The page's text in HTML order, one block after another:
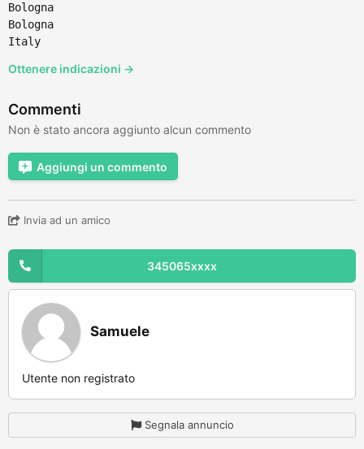
Bologna
Bologna
Italy
Ottenere indicazioni →
Commenti
Non è stato ancora aggiunto alcun commento
Aggiungi un commento
Invia ad un amico
345065xxxx
Samuele
Utente non registrato
Segnala annuncio